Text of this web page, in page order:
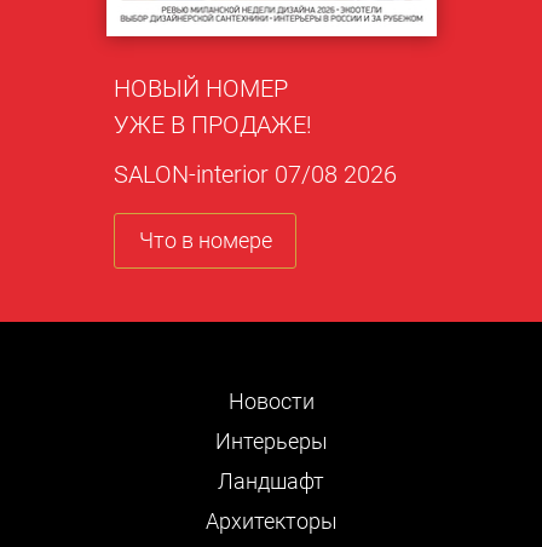
НОВЫЙ НОМЕР
УЖЕ В ПРОДАЖЕ!
SALON-interior 07/08 2026
Что в номере
Новости
Интерьеры
Ландшафт
Архитекторы